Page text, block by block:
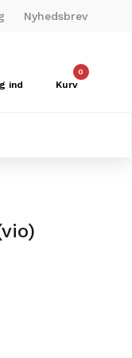
Nyhedsbrev
ind
0
Kurv